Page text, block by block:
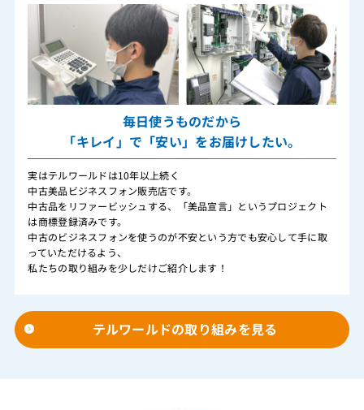
毎日使うものだから
「キレイ」で「安い」をお届けしたい。
実はテルワールドは10年以上続く
中古美品ビジネスフォン販売店です。
中古品をリファービッシュする、「美品宣言」というプロジェクト
は商標登録済みです。
中古のビジネスフォンを使うのが不安という方でも安心して手に取
っていただけるよう、
私たちの取り組みを少しだけご紹介します！
テルワールドの取り組みを見る